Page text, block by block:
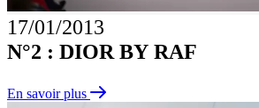
17/01/2013
N°2 : DIOR BY RAF
En savoir plus